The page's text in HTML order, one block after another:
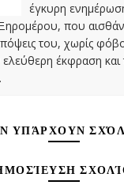
έγκυρη
που
του, χωρίς
έκφραση και
ΥΠΆΡΧΟΥΝ